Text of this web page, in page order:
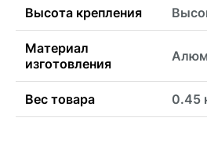
Высота крепления
Материал
изготовления
Вес товара 0.45